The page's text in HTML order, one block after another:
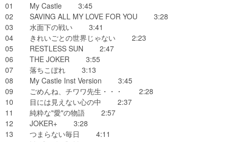
01 My Castle 3:45
02 SAVING ALL MY LOVE FOR YOU 3:28
03 水面下の戦い 3:41
04 きれいごとの世界じゃない 2:23
05 RESTLESS SUN 2:47
06 THE JOKER 3:55
07 落ちこぼれ 3:13
08 My Castle Inst Version 3:45
09 ごめんね、チワワ先生・・・ 2:28
10 目には見えない心の中 2:37
11 純粋な"愛"の物語 2:57
12 JOKER+ 3:28
13 つまらない毎日 4:11